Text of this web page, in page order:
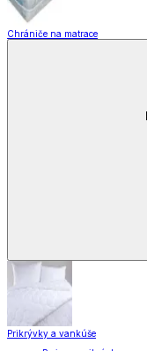
Chrániče na matrace
Prikrývky a vankúše